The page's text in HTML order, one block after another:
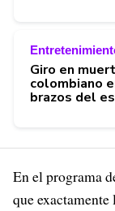
Giro en
colombiano
brazos del
En el programa
que